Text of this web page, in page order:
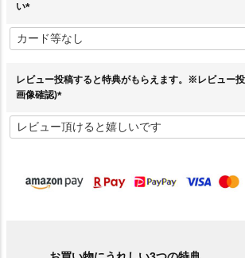
い
必
須
レビュー投稿すると特典がもらえます。※レビュー
画像確認)
必
須